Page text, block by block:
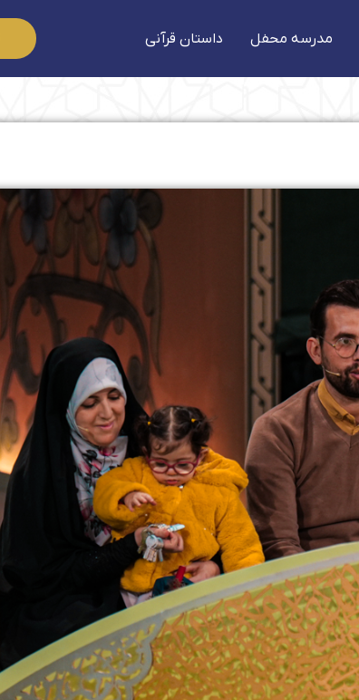
مدرسه محفل داستان قرآنی